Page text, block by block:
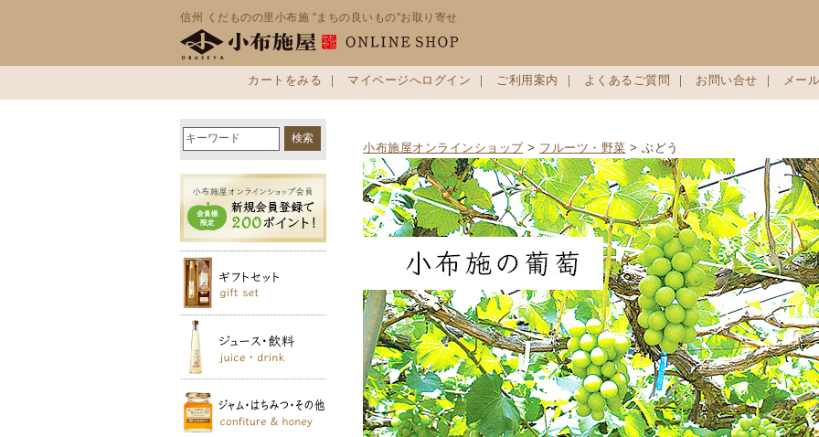
信州 くだものの里小布施 "まちの良いもの"お取り寄せ
カートをみる ｜ マイページへログイン ｜ ご利用案内 ｜ よくあるご質問 ｜ お問い合せ ｜ メー
小布施屋オンラインショップ> フルーツ・野菜 > ぶどう